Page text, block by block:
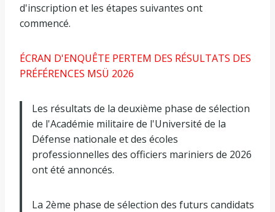
d'inscription et les étapes suivantes ont
commencé.
ÉCRAN D'ENQUÊTE PERTEM DES RÉSULTATS DES
PRÉFÉRENCES MSÜ 2026
Les résultats de la deuxième phase de sélection
de l'Académie militaire de l'Université de la
Défense nationale et des écoles
professionnelles des officiers mariniers de 2026
ont été annoncés.
La 2ème phase de sélection des futurs candidats